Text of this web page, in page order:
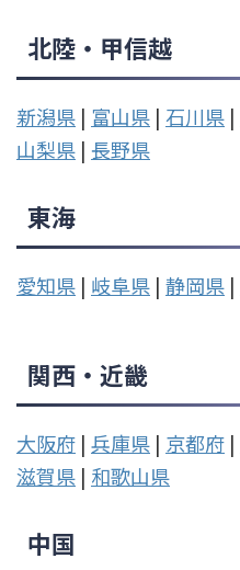
北陸・甲信越
新潟県 | 富山県 | 石川県 |
山梨県 | 長野県
東海
愛知県 | 岐阜県 | 静岡県 |
関西・近畿
大阪府 | 兵庫県 | 京都府 |
滋賀県 | 和歌山県
中国